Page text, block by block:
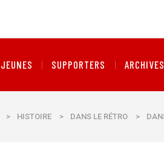
JEUNES SUPPORTERS ARCHIVES
> HISTOIRE > DANS LE RÉTRO >